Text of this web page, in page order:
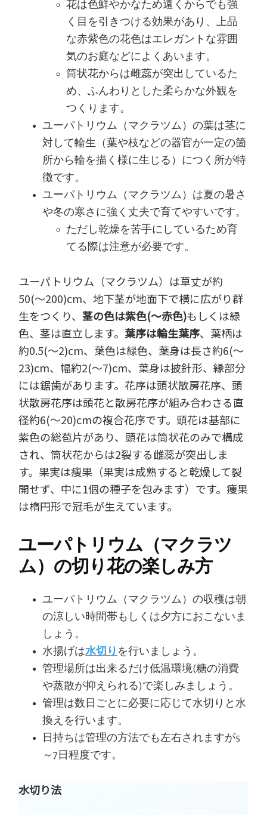
花は色鮮やかなため遠くからでも強
く目を引きつける効果があり、上品
な赤紫色の花色はエレガントな雰囲
気のお庭などによくあいます。
筒状花からは雌蕊が突出しているた
め、ふんわりとした柔らかな外観を
つくります。
ユーパトリウム（マクラツム）の葉は茎に
対して輪生（葉や枝などの器官が一定の箇
所から輪を描く様に生じる）につく所が特
徴です。
ユーパトリウム（マクラツム）は夏の暑さ
や冬の寒さに強く丈夫で育てやすいです。
ただし乾燥を苦手にしているため育
てる際は注意が必要です。
ユーパトリウム（マクラツム）は草丈が約
50(～200)cm、地下茎が地面下で横に広がり群
生をつくり、茎の色は紫色(～赤色)もしくは緑
色、茎は直立します。 葉序は輪生葉序、葉柄は
約0.5(～2)cm、葉色は緑色、葉身は長さ約6(～
23)cm、幅約2(～7)cm、葉身は披針形、縁部分
には鋸歯があります。花序は頭状散房花序、頭
状散房花序は頭花と散房花序が組み合わさる直
径約6(～20)cmの複合花序です。頭花は基部に
紫色の総苞片があり、頭花は筒状花のみで構成
され、筒状花からは2裂する雌蕊が突出しま
す。果実は痩果（果実は成熟すると乾燥して裂
開せず、中に1個の種子を包みます）です。痩果
は楕円形で冠毛が生えています。
ユーパトリウム（マクラツ
ム）の切り花の楽しみ方
ユーパトリウム（マクラツム）の収穫は朝
の涼しい時間帯もしくは夕方におこないま
しょう。
水揚げは水切り を行いましょう。
管理場所は出来るだけ低温環境(糖の消費
や蒸散が抑えられる)で楽しみましょう。
管理は数日ごとに必要に応じて水切りと水
換えを行います。
日持ちは管理の方法でも左右されますが5
～7日程度です。
水切り法